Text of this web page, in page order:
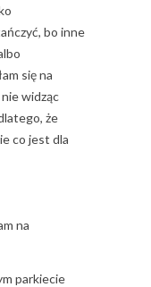
bo inne
się na
widząc
że
co jest dla
na
parkiecie